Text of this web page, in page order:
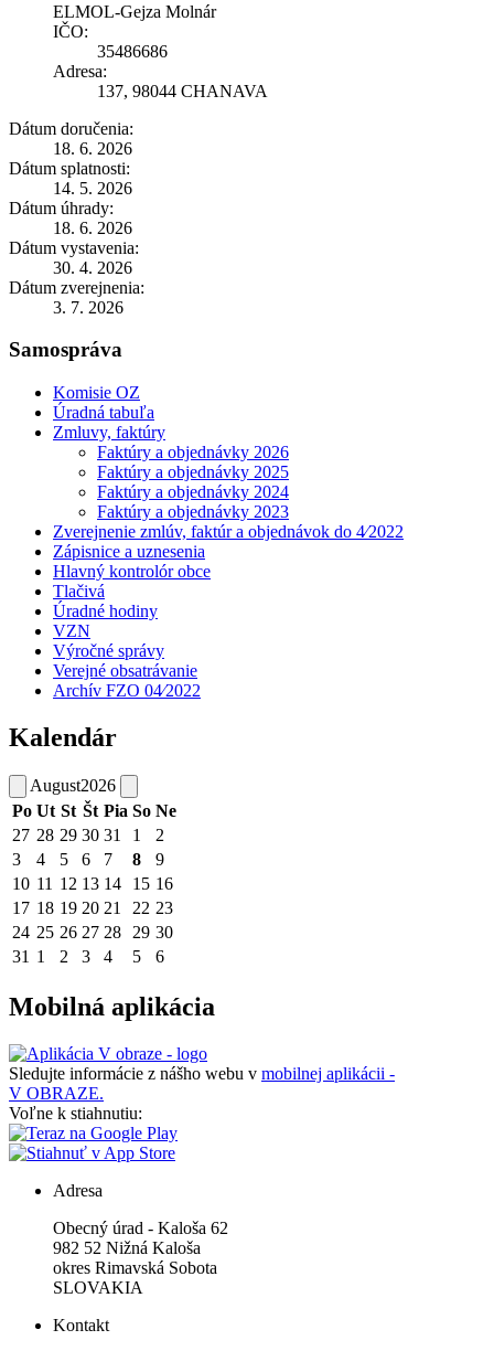
ELMOL-Gejza Molnár
IČO:
35486686
Adresa:
137, 98044 CHANAVA
Dátum doručenia:
18. 6. 2026
Dátum splatnosti:
14. 5. 2026
Dátum úhrady:
18. 6. 2026
Dátum vystavenia:
30. 4. 2026
Dátum zverejnenia:
3. 7. 2026
Samospráva
Komisie OZ
Úradná tabuľa
Zmluvy, faktúry
Faktúry a objednávky 2026
Faktúry a objednávky 2025
Faktúry a objednávky 2024
Faktúry a objednávky 2023
Zverejnenie zmlúv, faktúr a objednávok do 4⁄2022
Zápisnice a uznesenia
Hlavný kontrolór obce
Tlačivá
Úradné hodiny
VZN
Výročné správy
Verejné obsatrávanie
Archív FZO 04⁄2022
Kalendár
August2026
Po Ut St Št Pia So Ne
27 28 29 30 31 1
2
3
4 5 6 7 8
9
10 11 12 13 14 15 16
17 18 19 20 21 22 23
24 25 26 27 28 29 30
31 1 2 3 4 5 6
Mobilná aplikácia
Sledujte informácie z nášho webu v mobilnej aplikácii -
V OBRAZE.
Voľne k stiahnutiu:
Adresa
Obecný úrad - Kaloša 62
982 52 Nižná Kaloša
okres Rimavská Sobota
SLOVAKIA
Kontakt